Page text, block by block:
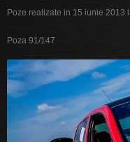
Poze realizate in 15 iunie 2013
Poza 91/147